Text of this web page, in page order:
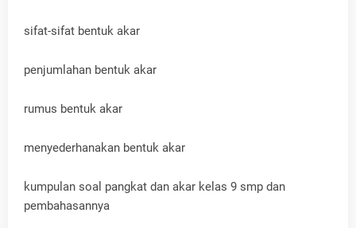
sifat-sifat bentuk akar
penjumlahan bentuk akar
rumus bentuk akar
menyederhanakan bentuk akar
kumpulan soal pangkat dan akar kelas 9 smp dan
pembahasannya